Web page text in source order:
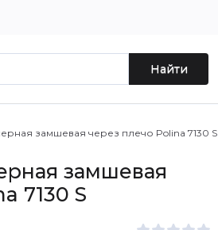
Найти
замшевая через плечо Polina 7130 S
замшевая
7130 S